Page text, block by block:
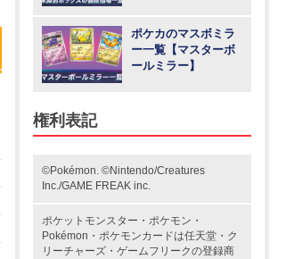
ポケカのマスボミラ
ー一覧【マスターボ
ールミラー】
権利表記
©Pokémon. ©Nintendo/Creatures
Inc./GAME FREAK inc.
ポケットモンスター ・ポケモン・
Pokémon・ ポケモンカードは任天堂・ ク
リーチャーズ ・ ゲームフリークの登録商